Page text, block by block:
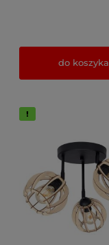
do koszyka